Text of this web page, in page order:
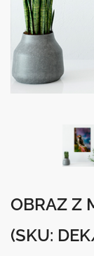
OBRAZ Z
(SKU: